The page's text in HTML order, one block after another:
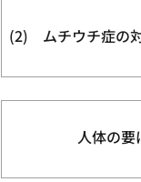
(2) ムチウチ症の
人体の要